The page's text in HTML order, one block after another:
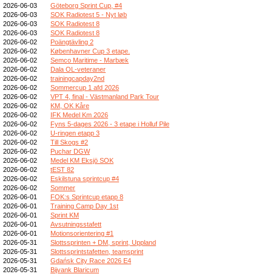
2026-06-03
Göteborg Sprint Cup, #4
2026-06-03
SOK Radiotest 5 - Nyt løb
2026-06-03
SOK Radiotest 8
2026-06-03
SOK Radiotest 8
2026-06-02
Poängtävling 2
2026-06-02
Københavner Cup 3 etape.
2026-06-02
Semco Maritime - Marbæk
2026-06-02
Dala OL-veteraner
2026-06-02
trainingcapday2nd
2026-06-02
Sommercup 1 afd 2026
2026-06-02
VPT 4, final - Västmanland Park Tour
2026-06-02
KM, OK Kåre
2026-06-02
IFK Medel Km 2026
2026-06-02
Fyns 5-dages 2026 - 3 etape i Holluf Pile
2026-06-02
U-ringen etapp 3
2026-06-02
Till Skogs #2
2026-06-02
Puchar DGW
2026-06-02
Medel KM Eksjö SOK
2026-06-02
tEST 82
2026-06-02
Eskilstuna sprintcup #4
2026-06-02
Sommer
2026-06-01
FOK:s Sprintcup etapp 8
2026-06-01
Training Camp Day 1st
2026-06-01
Sprint KM
2026-06-01
Avsutningsstafett
2026-06-01
Motionsorientering #1
2026-05-31
Slottssprinten + DM, sprint, Uppland
2026-05-31
Slottssprintstafetten, teamsprint
2026-05-31
Gdańsk City Race 2026 E4
2026-05-31
Bijvank Blaricum